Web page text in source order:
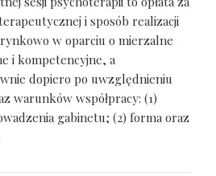
i sposób realizacji
w oparciu o mierzalne
i kompetencyjne, a
dopiero po uwzględnieniu
warunków współpracy: (1)
gabinetu; (2) forma oraz